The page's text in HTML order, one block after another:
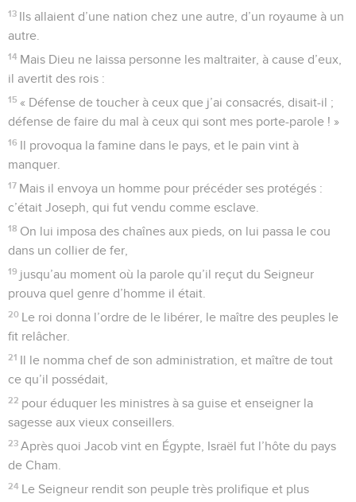
13 Ils allaient d’une nation chez une autre, d’un royaume à un
autre.
14 Mais Dieu ne laissa personne les maltraiter, à cause d’eux,
il avertit des rois :
15 « Défense de toucher à ceux que j’ai consacrés, disait-il ;
défense de faire du mal à ceux qui sont mes porte-parole ! »
16 Il provoqua la famine dans le pays, et le pain vint à
manquer.
17 Mais il envoya un homme pour précéder ses protégés :
c’était Joseph, qui fut vendu comme esclave.
18 On lui imposa des chaînes aux pieds, on lui passa le cou
dans un collier de fer,
19 jusqu’au moment où la parole qu’il reçut du Seigneur
prouva quel genre d’homme il était.
20 Le roi donna l’ordre de le libérer, le maître des peuples le
fit relâcher.
21 Il le nomma chef de son administration, et maître de tout
ce qu’il possédait,
22 pour éduquer les ministres à sa guise et enseigner la
sagesse aux vieux conseillers.
23 Après quoi Jacob vint en Égypte, Israël fut l’hôte du pays
de Cham.
24 Le Seigneur rendit son peuple très prolifique et plus